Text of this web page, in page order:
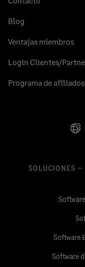
Blog
Ventajas miembros
Login Clientes/
Programa de afiliados
SOLUCIONES –
Software
Software